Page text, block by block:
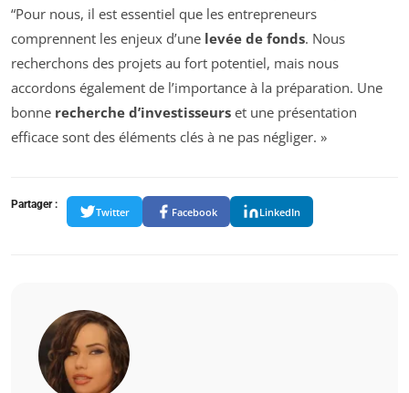
“Pour nous, il est essentiel que les entrepreneurs
comprennent les enjeux d’une levée de fonds. Nous
recherchons des projets au fort potentiel, mais nous
accordons également de l’importance à la préparation. Une
bonne recherche d’investisseurs et une présentation
efficace sont des éléments clés à ne pas négliger. »
Partager :
Twitter Facebook LinkedIn